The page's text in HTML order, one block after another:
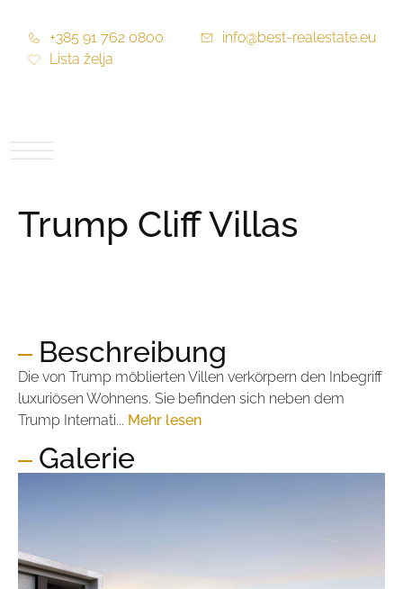
+385 91 762 0800
info@best-realestate.eu
Lista želja
Trump Cliff Villas
Beschreibung
Die von Trump möblierten Villen verkörpern den Inbegriff
luxuriösen Wohnens. Sie befinden sich neben dem
Trump Internati... Mehr lesen
Galerie